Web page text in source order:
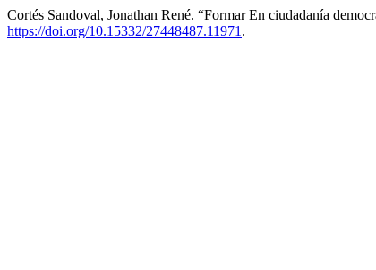
Cortés Sandoval, Jonathan René. “Formar En ciudadanía
https://doi.org/10.15332/27448487.11971 .